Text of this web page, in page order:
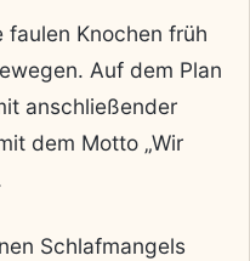
faulen Knochen früh
Auf dem Plan
anschließender
dem Motto „Wir
Schlafmangels